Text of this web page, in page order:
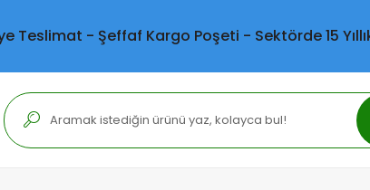
Teslimat - Şeffaf Kargo Poşeti - Sektörde 15